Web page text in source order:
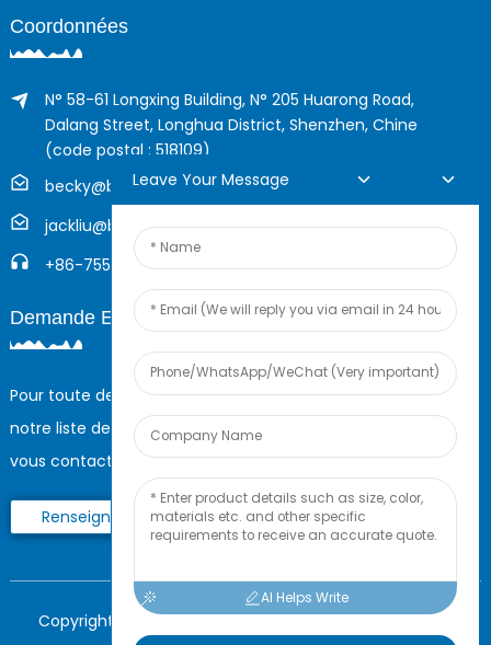
Coordonnées
N° 58-61 Longxing Building, N° 205 Huarong Road,
Dalang Street, Longhua District, Shenzhen, Chine
(code postal : 518109)
becky@boyingcable.com
jackliu@boyingcable.com
+86-755-21014277
Demande En Ligne
Pour toute demande de renseignements sur nos produits ou
notre liste de prix, veuillez nous laisser votre e-mail et nous
vous contacterons dans les 24 heures.
Renseignez-Vous Maintenant
Copyright © 2023 Shenzhen Boying Energy Tous droits
Leave Your Message
AI Helps Write